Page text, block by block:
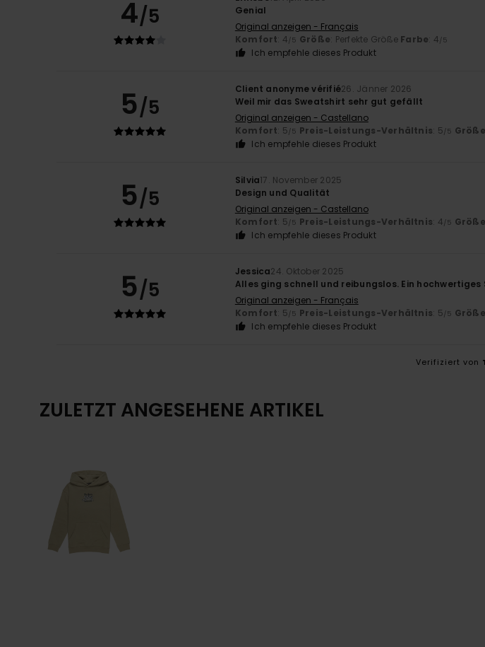
4/5
Genial
Original anzeigen - Français
Komfort: 4/5 Größe: Perfekte Größe Farbe: 4/5
Ich empfehle dieses Produkt
5/5
Client anonyme vérifié26. Jänner 2026
Weil mir das Sweatshirt sehr gut gefällt
Original anzeigen - Castellano
Komfort: 5/5 Preis-Leistungs-Verhältnis: 5/5 Größe
Ich empfehle dieses Produkt
5/5
Silvia17. November 2025
Design und Qualität
Original anzeigen - Castellano
Komfort: 5/5 Preis-Leistungs-Verhältnis: 4/5 Größe
Ich empfehle dieses Produkt
5/5
Jessica24. Oktober 2025
Alles ging schnell und reibungslos. Ein
Original anzeigen - Français
Komfort: 5/5 Preis-Leistungs-Verhältnis: 5/5 Größe
Ich empfehle dieses Produkt
Verifiziert von
ZULETZT ANGESEHENE ARTIKEL